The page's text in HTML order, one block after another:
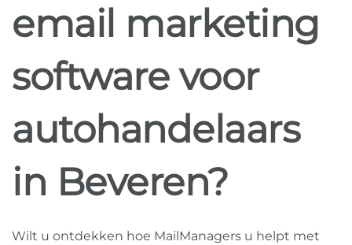
email marketing
software voor
autohandelaars
in Beveren?
Wilt u ontdekken hoe MailManagers u helpt met